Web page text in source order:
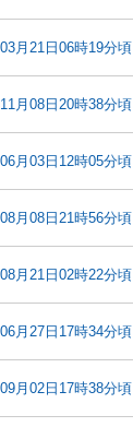
月21日06時19分頃
月08日20時38分頃
月03日12時05分頃
月08日21時56分頃
月21日02時22分頃
月27日17時34分頃
月02日17時38分頃